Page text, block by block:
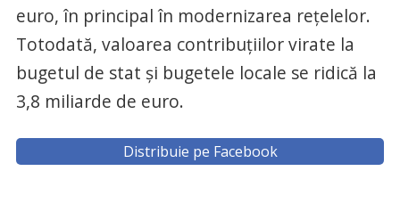
euro, în principal în modernizarea reţelelor.
Totodată, valoarea contribuţiilor virate la
bugetul de stat şi bugetele locale se ridică la
3,8 miliarde de euro.
Distribuie pe Facebook